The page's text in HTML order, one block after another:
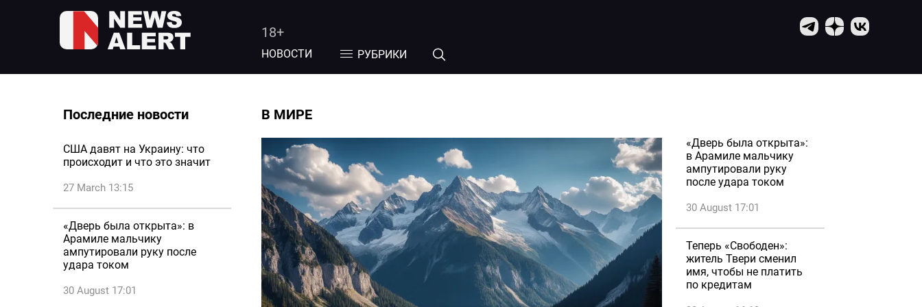
18+
НОВОСТИ РУБРИКИ
Последние новости
США давят на Украину: что
происходит и что это значит
27 March 13:15
«Дверь была открыта»: в
Арамиле мальчику
ампутировали руку после
удара током
30 August 17:01
В МИРЕ
«Дверь была открыта»:
в Арамиле мальчику
ампутировали руку
после удара током
30 August 17:01
Теперь «Свободен»:
житель Твери сменил
имя, чтобы не платить
по кредитам